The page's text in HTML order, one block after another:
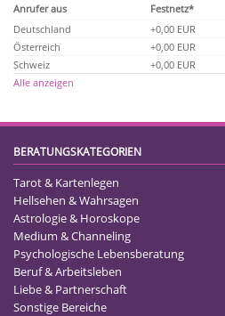
Anrufer aus Festnetz*
Deutschland
+0,00 EUR
Österreich
+0,00 EUR
Schweiz
+0,00 EUR
Alle anzeigen
BERATUNGSKATEGORIEN
Tarot & Kartenlegen
Hellsehen & Wahrsagen
Astrologie & Horoskope
Medium & Channeling
Psychologische Lebensberatung
Beruf & Arbeitsleben
Liebe & Partnerschaft
Sonstige Bereiche